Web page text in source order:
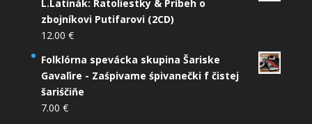
L.Latinák: Ratoliestky & Príbeh o
zbojníkovi Putifarovi (2CD)
12.00 €
Folklórna spevácka skupina Šariske
Gavaľire - Zaśpivame śpivanečki f čistej
šariśčiňe
7.00 €